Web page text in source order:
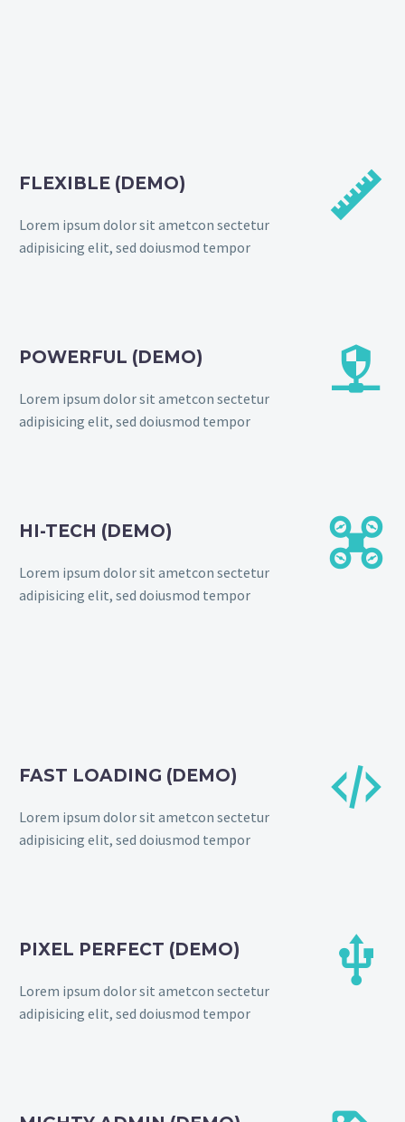
FLEXIBLE (DEMO)
Lorem ipsum dolor sit ametcon sectetur
adipisicing elit, sed doiusmod tempor


POWERFUL (DEMO)
Lorem ipsum dolor sit ametcon sectetur
adipisicing elit, sed doiusmod tempor


HI-TECH (DEMO)
Lorem ipsum dolor sit ametcon sectetur
adipisicing elit, sed doiusmod tempor


FAST LOADING (DEMO)
Lorem ipsum dolor sit ametcon sectetur
adipisicing elit, sed doiusmod tempor


PIXEL PERFECT (DEMO)
Lorem ipsum dolor sit ametcon sectetur
adipisicing elit, sed doiusmod tempor

